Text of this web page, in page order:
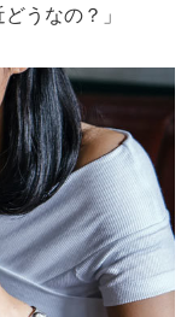
うなの？」